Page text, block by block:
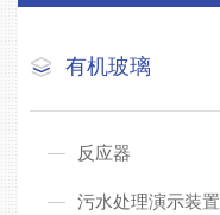
有机玻璃
反应器
污水处理演示装置